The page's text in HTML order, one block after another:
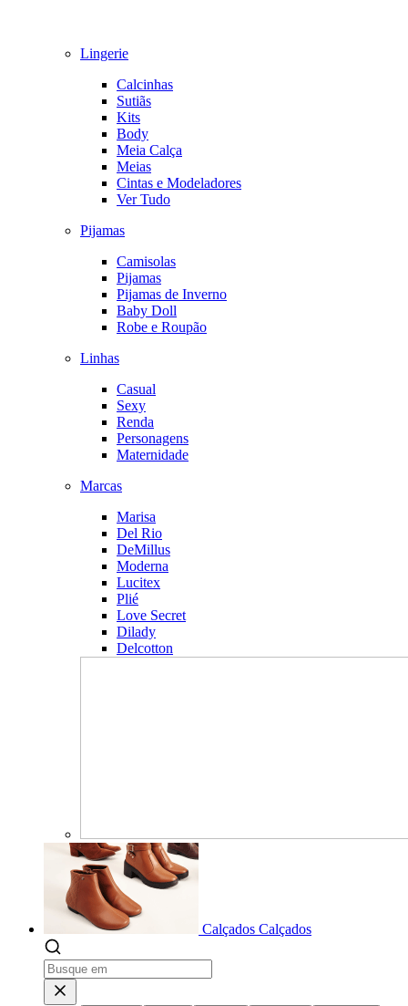
Lingerie
Calcinhas
Sutiãs
Kits
Body
Meia Calça
Meias
Cintas e Modeladores
Ver Tudo
Pijamas
Camisolas
Pijamas
Pijamas de Inverno
Baby Doll
Robe e Roupão
Linhas
Casual
Sexy
Renda
Personagens
Maternidade
Marcas
Marisa
Del Rio
DeMillus
Moderna
Lucitex
Plié
Love Secret
Dilady
Delcotton
Calçados Calçados